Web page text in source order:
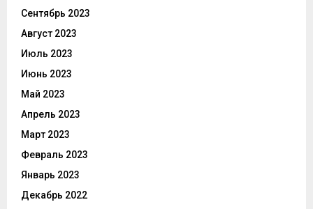
Сентябрь 2023
Август 2023
Июль 2023
Июнь 2023
Май 2023
Апрель 2023
Март 2023
Февраль 2023
Январь 2023
Декабрь 2022